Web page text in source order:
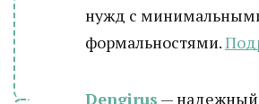
нужд с
формальностями.
Dengirus — надежный